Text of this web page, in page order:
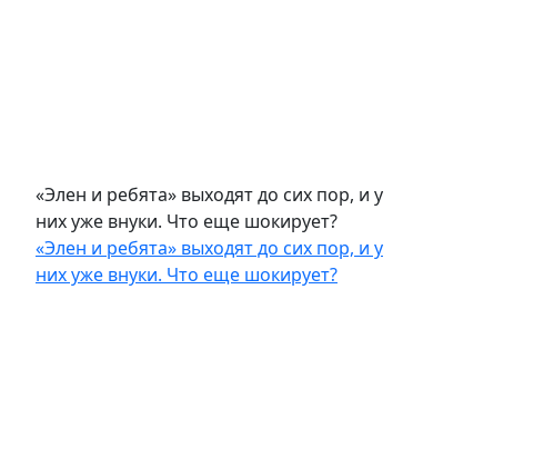
«Элен и ребята» выходят до сих пор, и у
них уже внуки. Что еще шокирует?
«Элен и ребята» выходят до сих пор, и у
них уже внуки. Что еще шокирует?